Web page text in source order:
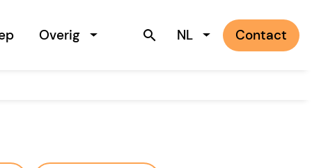
Overig search NL Contact